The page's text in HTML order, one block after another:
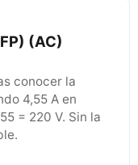
(AC)
conocer la
4,55 A en
= 220 V. Sin la